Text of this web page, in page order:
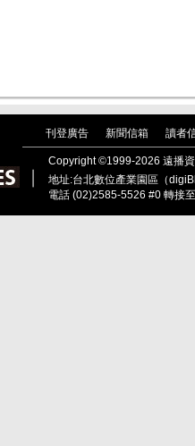
刊登廣告 新聞信箱 讀者
︱
Copyright ©1999-2026 遠播
地址:台北數位產業園區（
電話 (02)2585-5526 #0 轉接